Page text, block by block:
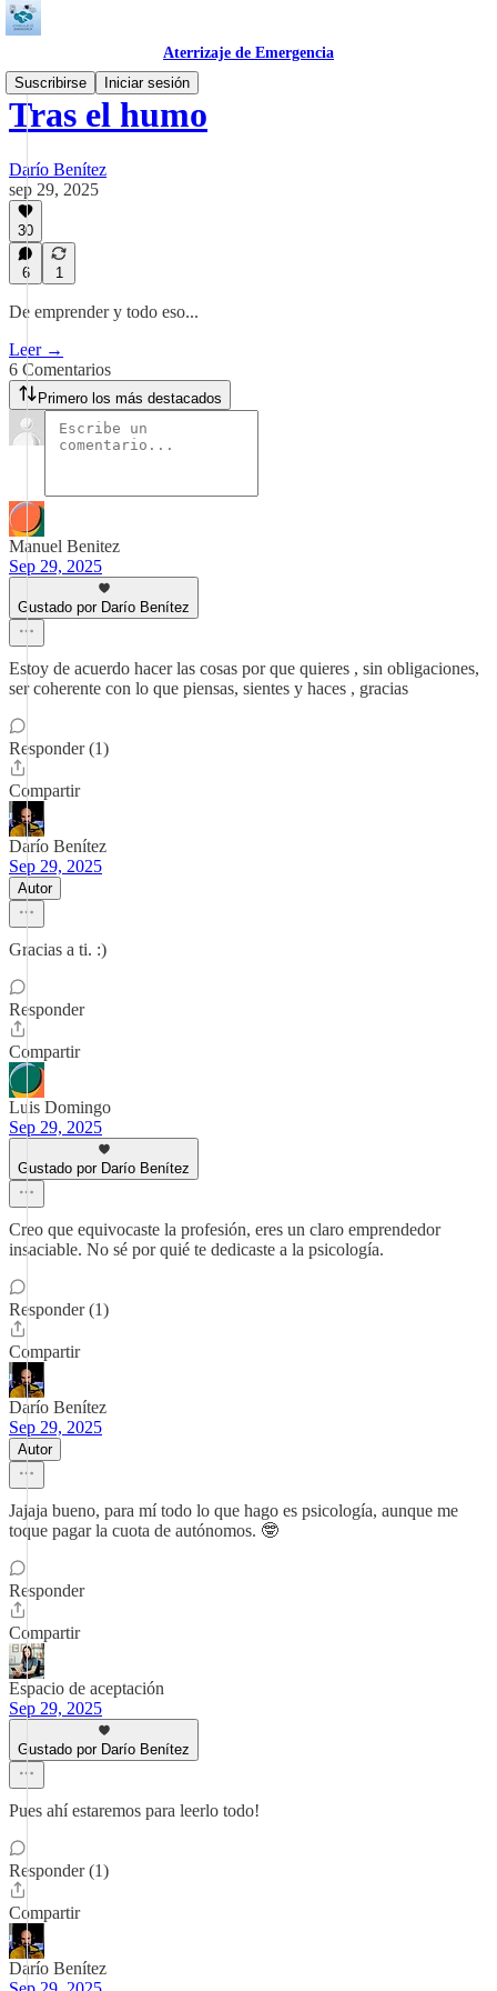
Aterrizaje de Emergencia
Suscribirse
Iniciar sesión
Tras el humo
Darío Benítez
sep 29, 2025
30
6 1
De emprender y todo eso...
Leer →
6 Comentarios
Primero los más destacados
Manuel Benitez
Sep 29, 2025
Gustado por Darío Benítez
Estoy de acuerdo hacer las cosas por que quieres , sin obligaciones,
ser coherente con lo que piensas, sientes y haces , gracias
Responder (1)
Compartir
Darío Benítez
Sep 29, 2025
Autor
Gracias a ti. :)
Responder
Compartir
Luis Domingo
Sep 29, 2025
Gustado por Darío Benítez
Creo que equivocaste la profesión, eres un claro emprendedor
insaciable. No sé por quié te dedicaste a la psicología.
Responder (1)
Compartir
Darío Benítez
Sep 29, 2025
Autor
Jajaja bueno, para mí todo lo que hago es psicología, aunque me
toque pagar la cuota de autónomos. 🤓
Responder
Compartir
Espacio de aceptación
Sep 29, 2025
Gustado por Darío Benítez
Pues ahí estaremos para leerlo todo!
Responder (1)
Compartir
Darío Benítez